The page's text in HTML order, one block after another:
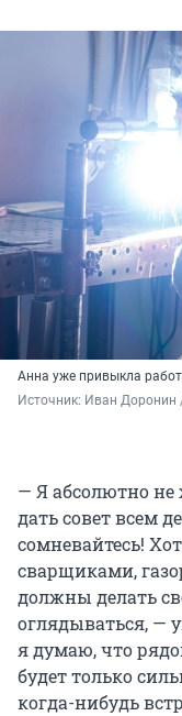
Анна уже привыкла
Источник: Иван Доронин
— Я абсолютно не
дать совет всем
сомневайтесь!
сварщиками,
должны делать
оглядываться, —
я думаю, что
будет только
когда-нибудь